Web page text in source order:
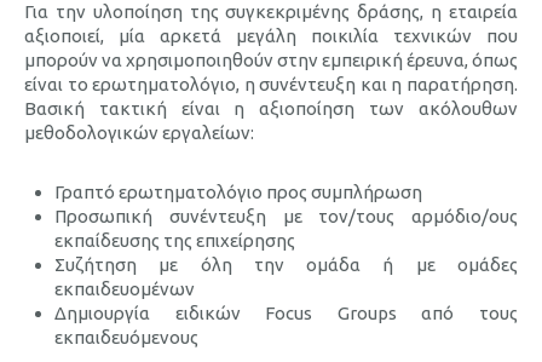
Για την υλοποίηση της συγκεκριμένης δράσης, η εταιρεία
αξιοποιεί, μία αρκετά μεγάλη ποικιλία τεχνικών που
μπορούν να χρησιμοποιηθούν στην εμπειρική έρευνα, όπως
είναι το ερωτηματολόγιο, η συνέντευξη και η παρατήρηση.
Βασική τακτική είναι η αξιοποίηση των ακόλουθων
μεθοδολογικών εργαλείων:
Γραπτό ερωτηματολόγιο προς συμπλήρωση
Προσωπική συνέντευξη με τον/τους αρμόδιο/ους
εκπαίδευσης της επιχείρησης
Συζήτηση με όλη την ομάδα ή με ομάδες
εκπαιδευομένων
Δημιουργία ειδικών Focus Groups από τους
εκπαιδευόμενους